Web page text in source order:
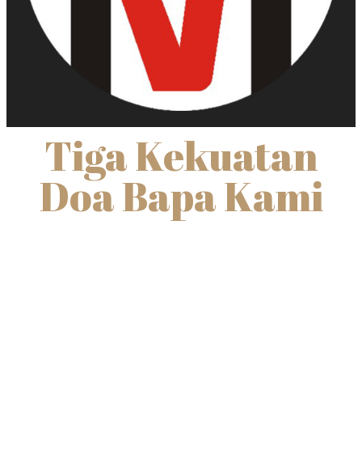
Tiga Kekuatan
Doa Bapa Kami